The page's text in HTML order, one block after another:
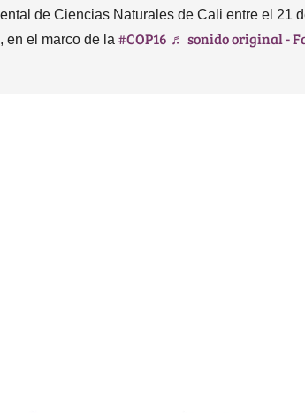
de Ciencias Naturales de Cali entre el 21
en el marco de la #COP16 ♬ sonido original -